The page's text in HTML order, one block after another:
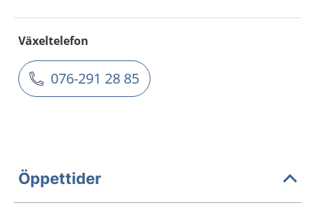
Växeltelefon
076-291 28 85
Öppettider